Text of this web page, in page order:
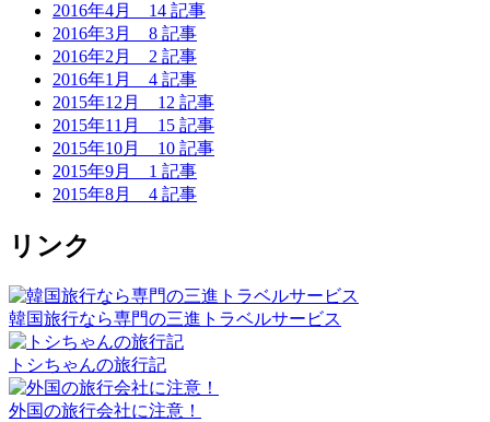
2016年4月 14 記事
2016年3月 8 記事
2016年2月 2 記事
2016年1月 4 記事
2015年12月 12 記事
2015年11月 15 記事
2015年10月 10 記事
2015年9月 1 記事
2015年8月 4 記事
リンク
韓国旅行なら専門の三進トラベルサービス
トシちゃんの旅行記
外国の旅行会社に注意！